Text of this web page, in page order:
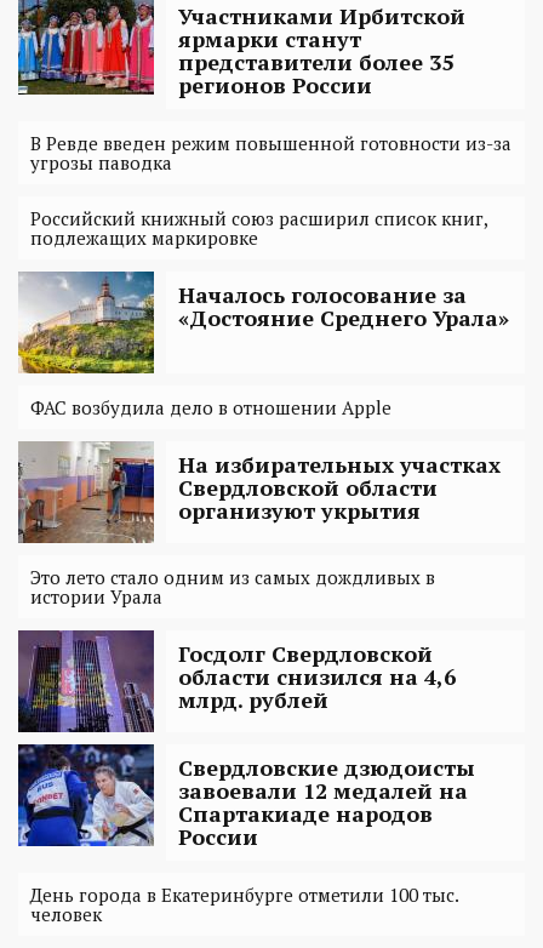
Участниками Ирбитской
ярмарки станут
представители более 35
регионов России
В Ревде введен режим повышенной готовности из-за
угрозы паводка
Российский книжный союз расширил список книг,
подлежащих маркировке
Началось голосование за
«Достояние Среднего Урала»
ФАС возбудила дело в отношении Apple
На избирательных участках
Свердловской области
организуют укрытия
Это лето стало одним из самых дождливых в
истории Урала
Госдолг Свердловской
области снизился на 4,6
млрд. рублей
Свердловские дзюдоисты
завоевали 12 медалей на
Спартакиаде народов
России
День города в Екатеринбурге отметили 100 тыс.
человек